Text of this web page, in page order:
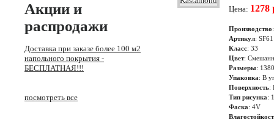
Акции и
распродажи
Доставка при заказе более 100 м2
напольного покрытия -
БЕСПЛАТНАЯ!!!
посмотреть все
Цена: 1278
Производство
Артикул: SF61
Класс: 33
Цвет:
Размеры:
Упаковка: В
Поверхность:
Тип рисунка:
Фаска: 4V